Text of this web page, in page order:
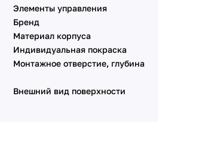
Элементы управления
Бренд
Материал корпуса
Индивидуальная покраска
Монтажное отверстие, глубина
Внешний вид поверхности